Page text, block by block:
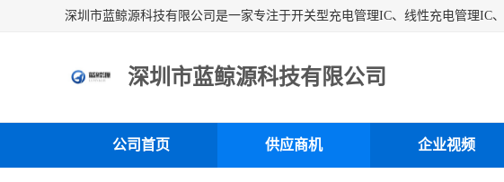
深圳市蓝鲸源科技有限公司
公司首页 供应商机 企业视频